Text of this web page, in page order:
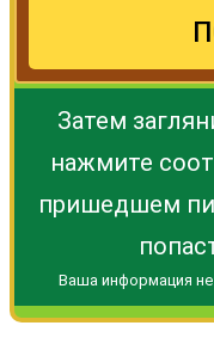
Затем
нажмите
пришедшем
Ваша информация не